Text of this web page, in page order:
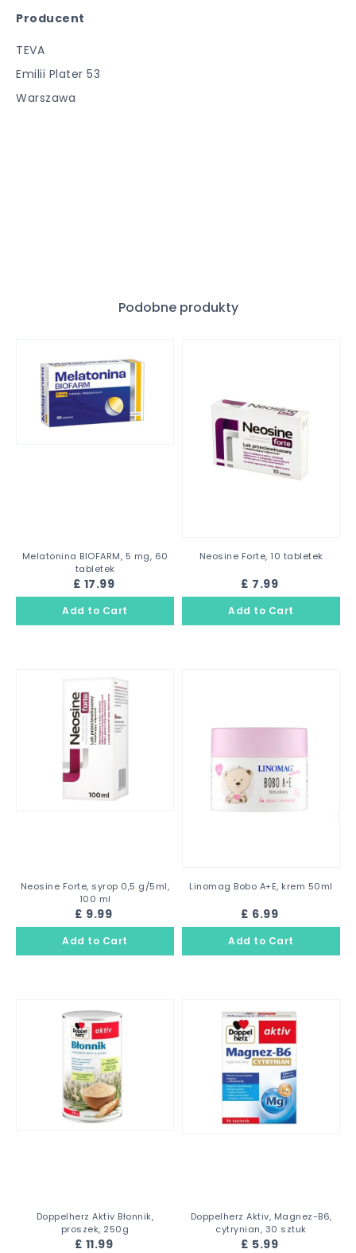
Producent
TEVA
Emilii Plater 53
Warszawa
Podobne produkty
Melatonina BIOFARM, 5 mg, 60
tabletek
£ 17.99
Neosine Forte, 10 tabletek
£ 7.99
Neosine Forte, syrop 0,5 g/5ml,
100 ml
£ 9.99
Linomag Bobo A+E, krem 50ml
£ 6.99
Doppelherz Aktiv Błonnik,
proszek, 250g
£ 11.99
Doppelherz Aktiv, Magnez-B6,
cytrynian, 30 sztuk
£ 5.99